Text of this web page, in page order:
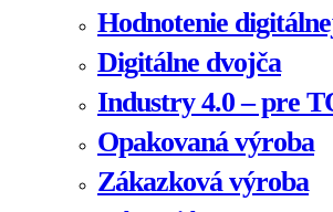
Hodnotenie
Digitálne dvojča
Industry 4.0 – pre
Opakovaná výroba
Zákazková výroba